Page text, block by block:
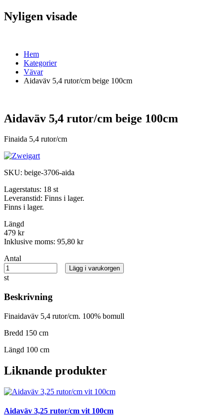
Nyligen visade
Hem
Kategorier
Vävar
Aidaväv 5,4 rutor/cm beige 100cm
Aidaväv 5,4 rutor/cm beige 100cm
Finaida 5,4 rutor/cm
SKU: beige-3706-aida
Lagerstatus: 18 st
Leveranstid: Finns i lager.
Finns i lager.
Längd
479 kr
Inklusive moms: 95,80 kr
Antal
st
Lägg i varukorgen
Beskrivning
Finaidaväv 5,4 rutor/cm. 100% bomull
Bredd 150 cm
Längd 100 cm
Liknande produkter
Aidaväv 3,25 rutor/cm vit 100cm